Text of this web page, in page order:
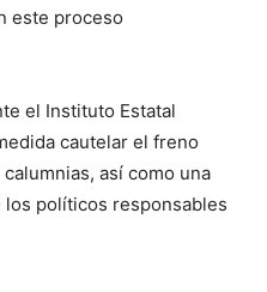
este proceso
el Instituto Estatal
cautelar el freno
así como una
políticos responsables